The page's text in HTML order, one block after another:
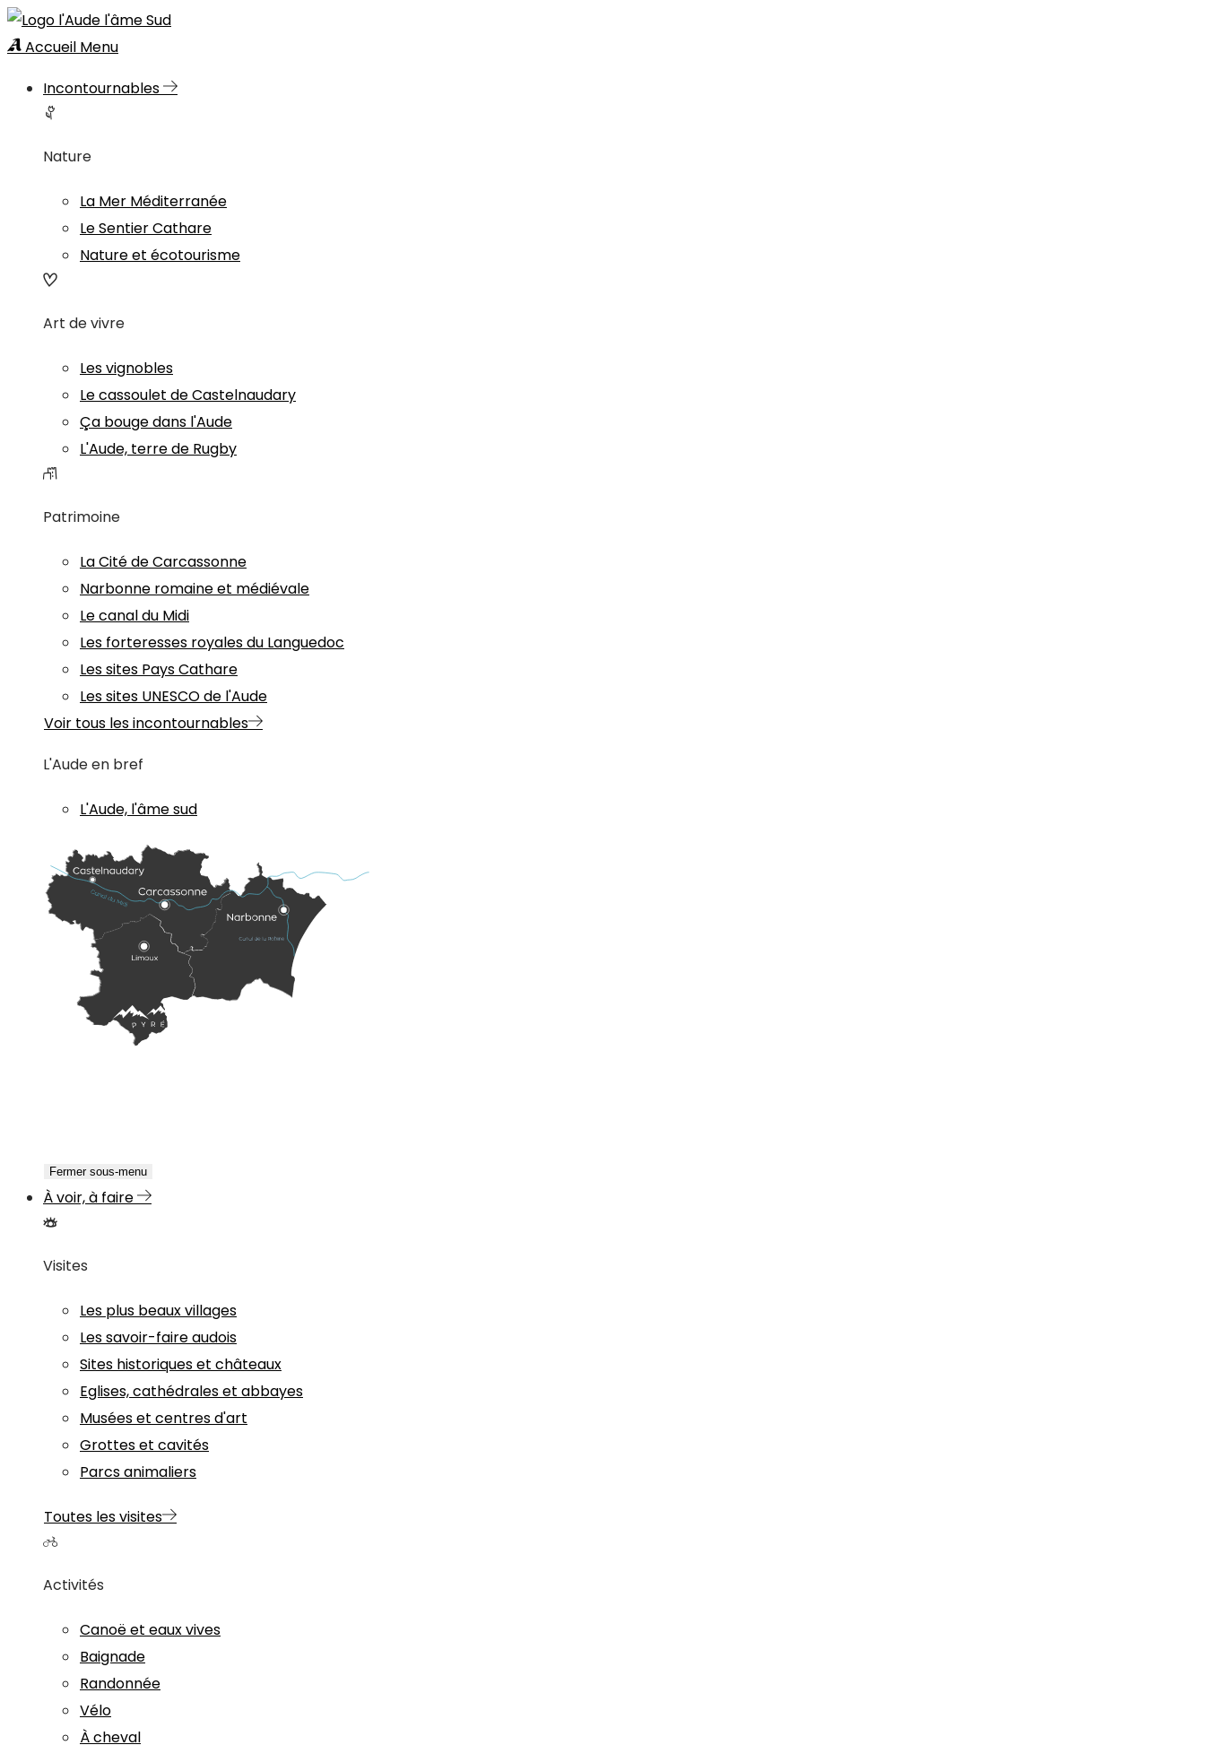
Accueil Menu
Incontournables
Nature
La Mer Méditerranée
Le Sentier Cathare
Nature et écotourisme
Art de vivre
Les vignobles
Le cassoulet de Castelnaudary
Ça bouge dans l'Aude
L'Aude, terre de Rugby
Patrimoine
La Cité de Carcassonne
Narbonne romaine et médiévale
Le canal du Midi
Les forteresses royales du Languedoc
Les sites Pays Cathare
Les sites UNESCO de l'Aude
Voir tous les incontournables
L'Aude en bref
L'Aude, l'âme sud
Fermer sous-menu
À voir, à faire
Visites
Les plus beaux villages
Les savoir-faire audois
Sites historiques et châteaux
Eglises, cathédrales et abbayes
Musées et centres d'art
Grottes et cavités
Parcs animaliers
Toutes les visites
Activités
Canoë et eaux vives
Baignade
Randonnée
Vélo
À cheval